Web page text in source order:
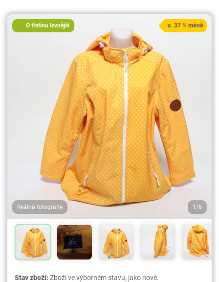
O třetinu levnější
Reálná fotografie 1/6
o 37 % méně
Stav zboží:Zboží ve výborném stavu, jako nové.